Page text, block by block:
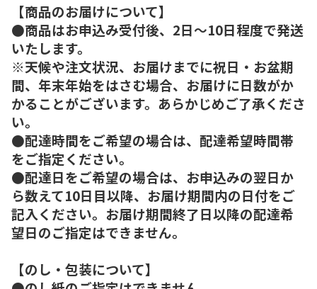
【商品のお届けについて】
●商品はお申込み受付後、2日～10日程度で発送
いたします。
※天候や注文状況、お届けまでに祝日・お盆期
間、年末年始をはさむ場合、お届けに日数がか
かることがございます。あらかじめご了承くださ
い。
●配達時間をご希望の場合は、配達希望時間帯
をご指定ください。
●配達日をご希望の場合は、お申込みの翌日か
ら数えて10日目以降、お届け期間内の日付をご
記入ください。お届け期間終了日以降の配達希
望日のご指定はできません。
【のし・包装について】